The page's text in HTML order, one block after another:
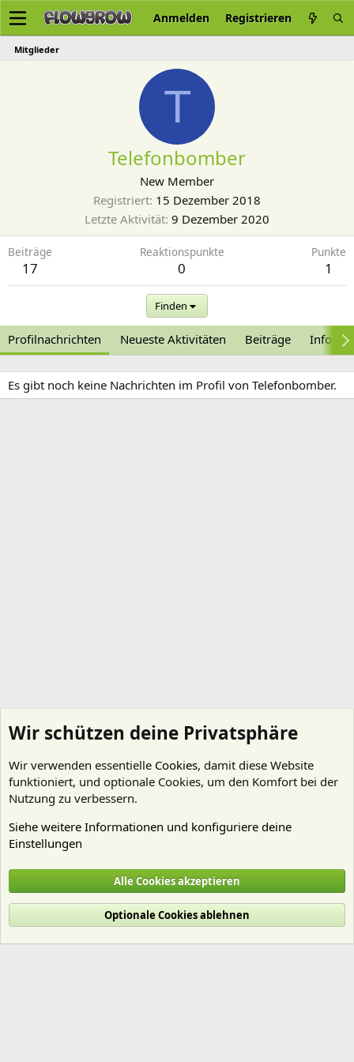
Anmelden Registrieren
Mitglieder
T
Telefonbomber
New Member
Registriert 15 Dezember 2018
Letzte Aktivität 9 Dezember 2020
Beiträge
17
Reaktionspunkte
0
Punkte
1
Finden
Profilnachrichten Neueste Aktivitäten Beiträge
Es gibt noch keine Nachrichten im Profil von Telefonbomber.
Cookies
Deutsch (Du)
Nutzungsbedingungen
Datenschutz Hilfe und Impressum
R
Wir schützen deine Privatsphäre
Wir verwenden essentielle Cookies, damit diese Website
funktioniert, und optionale Cookies, um den Komfort bei der
Nutzung zu verbessern.
Siehe weitere Informationen und konfiguriere deine
Einstellungen
Alle Cookies akzeptieren
Optionale Cookies ablehnen